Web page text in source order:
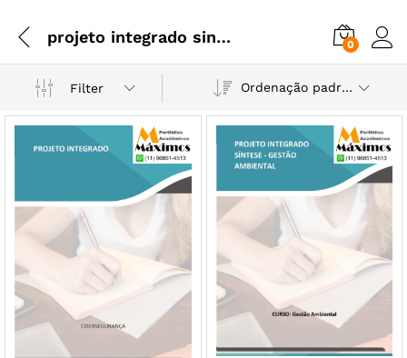
projeto integrado sintese 0
Filter Ordenação padrão